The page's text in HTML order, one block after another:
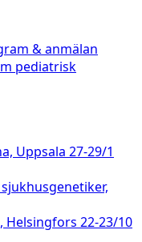
& anmälan
pediatrisk
Uppsala 27-29/1
Helsingfors 22-23/10